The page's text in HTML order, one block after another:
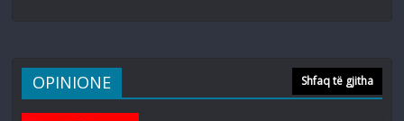
OPINIONE Shfaq të gjitha